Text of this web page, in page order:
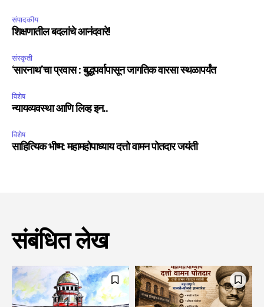
संपादकीय
शिक्षणातील बदलांचे आनंदवारे!
संस्कृती
‘सारनाथ’चा प्रवास : बुद्धपर्वापासून जागतिक वारसा स्थळापर्यंत
विशेष
न्यायव्यवस्था आणि लिव्ह इन..
विशेष
साहित्यिक भीष्म: महामहोपाध्याय दत्तो वामन पोतदार जयंती
संबंधित लेख